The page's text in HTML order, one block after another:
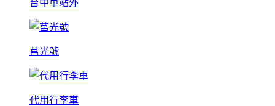
台中車站外
莒光號
代用行李車